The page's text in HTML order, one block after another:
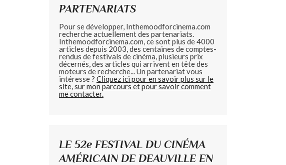
PARTENARIATS
Pour se développer, Inthemoodforcinema.com
recherche actuellement des partenariats.
Inthemoodforcinema.com, ce sont plus de 4000
articles depuis 2003, des centaines de comptes-
rendus de festivals de cinéma, plusieurs prix
décernés, des articles qui arrivent en tête des
moteurs de recherche... Un partenariat vous
intéresse ? Cliquez ici pour en savoir plus sur le
site, sur mon parcours et pour savoir comment
me contacter.
LE 52e FESTIVAL DU CINÉMA
AMÉRICAIN DE DEAUVILLE EN